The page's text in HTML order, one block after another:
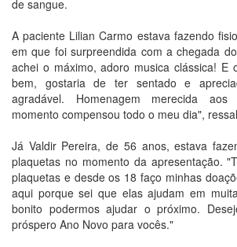
de sangue.
A paciente Lilian Carmo estava fazendo
em que foi surpreendida com a chegada
achei o máximo, adoro musica clássica! E
bem, gostaria de ter sentado e
agradável. Homenagem merecida aos
momento compensou todo o meu dia",
Já Valdir Pereira, de 56 anos, estava
plaquetas no momento da apresentação.
plaquetas e desde os 18 faço minhas
aqui porque sei que elas ajudam em
bonito podermos ajudar o próximo.
próspero Ano Novo para vocês."